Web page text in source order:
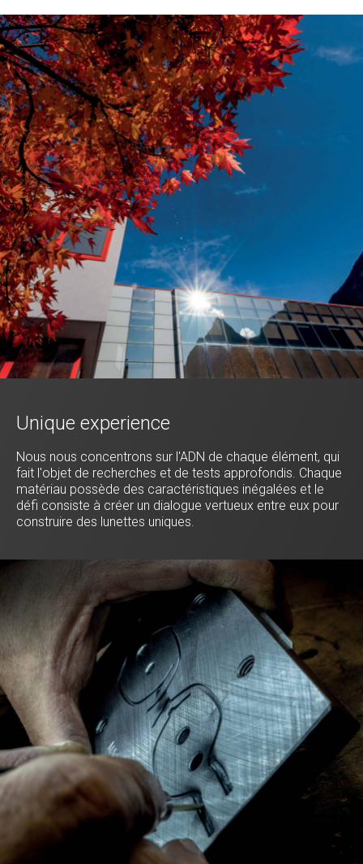
Unique experience
Nous nous concentrons sur l'ADN de chaque élément, qui
fait l'objet de recherches et de tests approfondis. Chaque
matériau possède des caractéristiques inégalées et le
défi consiste à créer un dialogue vertueux entre eux pour
construire des lunettes uniques.